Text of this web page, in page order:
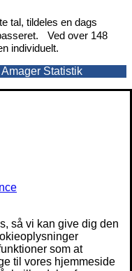
tal, tildeles en dags
Ved over 148
individuelt.
Statistik
så vi kan give dig den
som at
til vores hjemmeside